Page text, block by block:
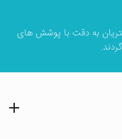
به دقت با پوشش های